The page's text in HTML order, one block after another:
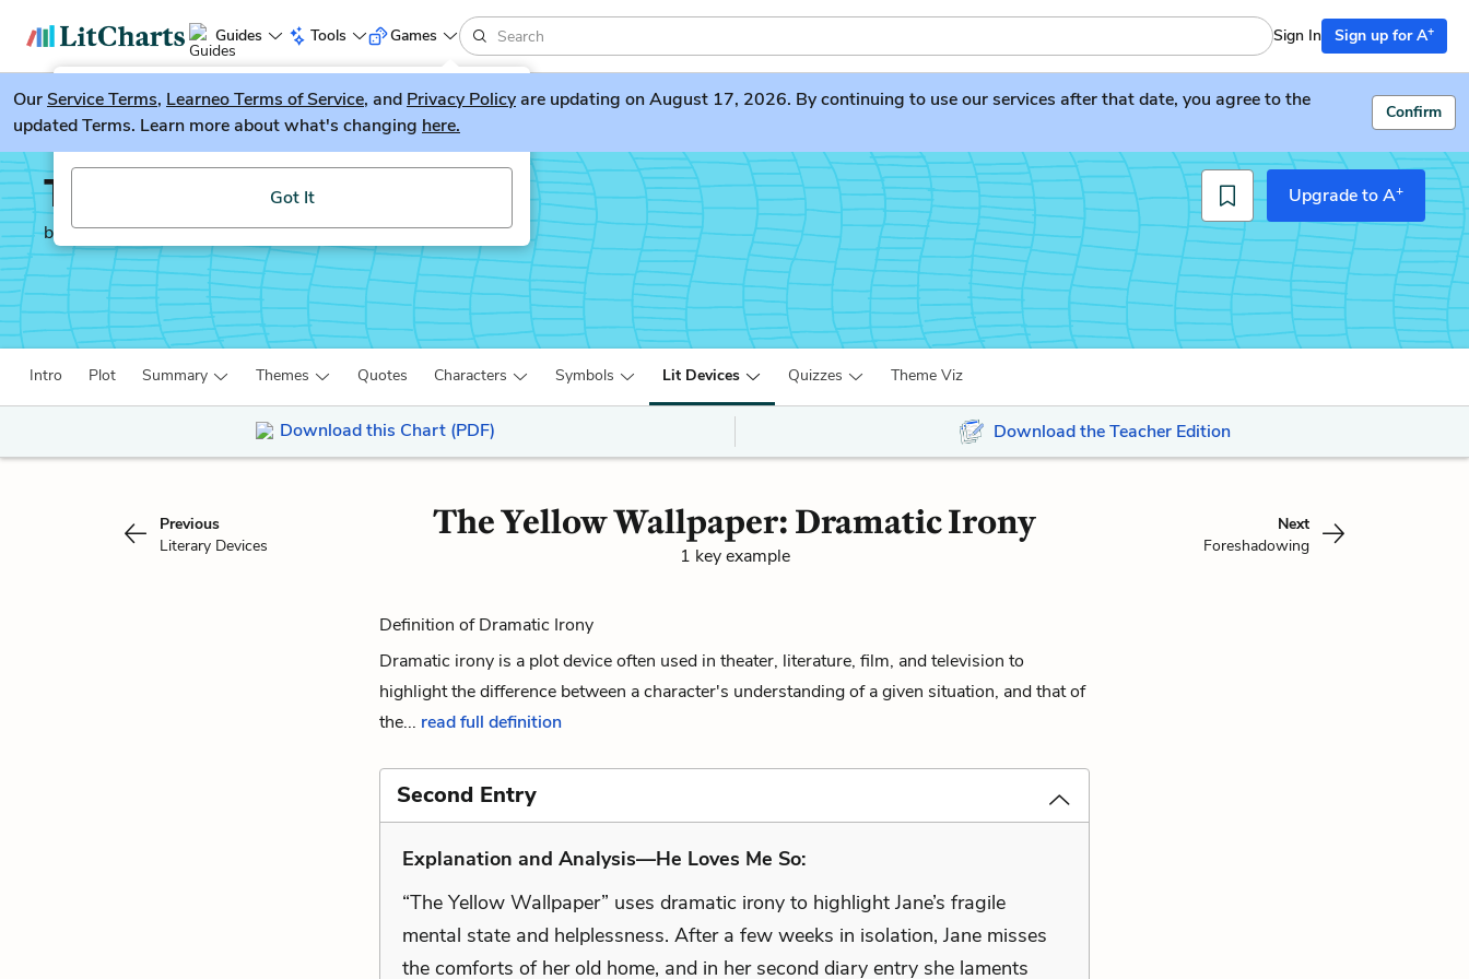
Guides Tools
LitGuesser New
Try our new literature game, LitGuesser!
Got It
Games Sign In Sign up for A+
OurService Terms, Learneo Terms of Service, and Privacy Policyare updating on August 17, 2026. By continuing to use our services after that date, you agree to the
updated Terms. Learn more about what's changing here.
Confirm
The Yellow Wallpaper
by Charlotte Perkins Gilman
Upgrade to A+
Intro Plot Summary Themes Quotes Characters Symbols Lit Devices Quizzes Theme Viz
Download this Chart (PDF) Download the Teacher Edition
Previous
Literary Devices
The Yellow Wallpaper: Dramatic Irony
1 key example
Next
Foreshadowing
Definition of Dramatic Irony
Dramatic irony is a plot device often used in theater, literature, film, and television to
highlight the difference between a character's understanding of a given situation, and that of
the... read full definition
Second Entry
Explanation and Analysis—He Loves Me So:
“The Yellow Wallpaper” uses dramatic irony to highlight Jane’s fragile
mental state and helplessness. After a few weeks in isolation, Jane misses
the comforts of her old home, and in her second diary entry she laments